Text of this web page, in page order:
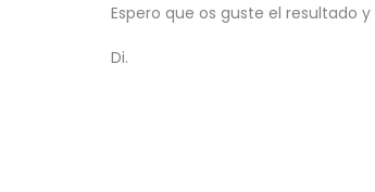
Espero que os guste el resultado
Di.